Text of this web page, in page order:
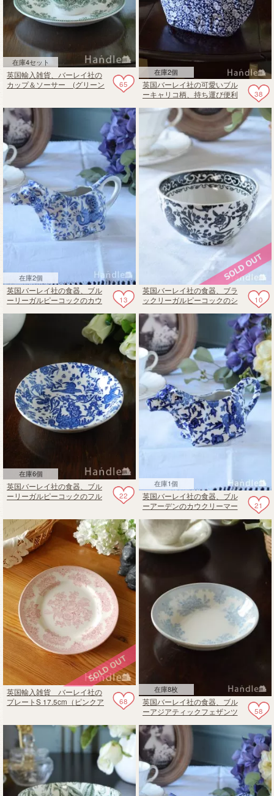
在庫4セット
65
英国輸入雑貨、バーレイ社の
カップ＆ソーサー (グリーン
在庫2個
38
英国バーレイ社の可愛いブル
ーキャリコ柄、持ち運び便利
在庫2個
13
英国バーレイ社の食器、ブル
ーリーガルピーコックのカウ
10
英国バーレイ社の食器、ブラ
ックリーガルピーコックのシ
在庫6個
22
英国バーレイ社の食器、ブル
ーリーガルピーコックのフル
在庫1個
21
英国バーレイ社の食器、ブル
ーアーデンのカウクリーマー
68
英国輸入雑貨 バーレイ社の
プレートS 17.5cm（ピンクア
在庫8枚
58
英国バーレイ社の食器、ブル
ーアジアティックフェザンツ